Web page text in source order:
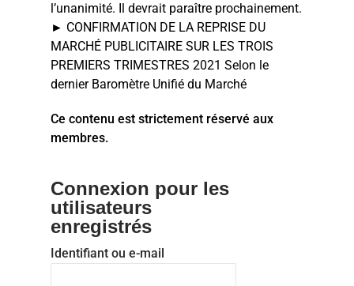
l’unanimité. Il devrait paraître prochainement.
► CONFIRMATION DE LA REPRISE DU
MARCHÉ PUBLICITAIRE SUR LES TROIS
PREMIERS TRIMESTRES 2021 Selon le
dernier Baromètre Unifié du Marché
Ce contenu est strictement réservé aux
membres.
Connexion pour les
utilisateurs
enregistrés
Identifiant ou e-mail